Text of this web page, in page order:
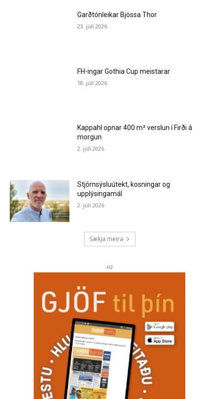
Garðtónleikar Bjössa Thor
23. júlí 2026
FH-ingar Gothia Cup meistarar
18. júlí 2026
Kappahl opnar 400 m² verslun í Firði á
morgun
2. júlí 2026
Stjórnsýsluútekt, kosningar og
upplýsingamál
2. júlí 2026
Sækja meira
H2